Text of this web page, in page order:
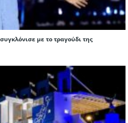
με το τραγούδι της